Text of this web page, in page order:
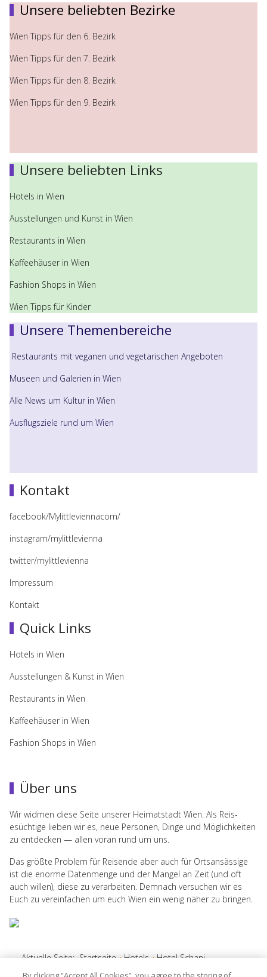
Unsere beliebten Bezirke
Wien Tipps für den 6. Bezirk
Wien Tipps für den 7. Bezirk
Wien Tipps für den 8. Bezirk
Wien Tipps für den 9. Bezirk
Unsere beliebten Links
Hotels in Wien
Ausstellungen und Kunst in Wien
Restaurants in Wien
Kaffeehäuser in Wien
Fashion Shops in Wien
Wien Tipps für Kinder
Unsere Themenbereiche
Restaurants mit veganen und vegetarischen Angeboten
Museen und Galerien in Wien
Alle News um Kultur in Wien
Ausflugsziele rund um Wien
Kontakt
facebook/Mylittleviennacom/
instagram/mylittlevienna
twitter/mylittlevienna
Impressum
Kontakt
Quick Links
Hotels in Wien
Ausstellungen & Kunst in Wien
Restaurants in Wien
Kaffeehäuser in Wien
Fashion Shops in Wien
Über uns
Wir wid­men diese Seite unserer Heimat­stadt Wien. Als Reis­
esüchtige lieben wir es, neue Per­so­nen, Dinge und Möglichkeiten
zu ent­decken — allen voran rund um uns.
Das größte Prob­lem für Reisende aber auch für Ort­san­säs­sige
ist die enorme Daten­menge und der Man­gel an Zeit (und oft
auch willen), diese zu ver­ar­beiten. Dem­nach ver­suchen wir es
Euch zu vere­in­fachen um euch Wien ein wenig näher zu bringen.
Aktuelle Seite:Startseite Hotels Hotel Schani